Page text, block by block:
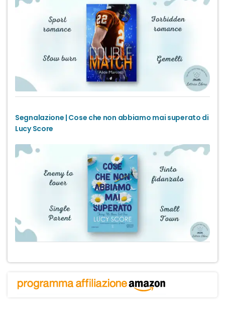
Segnalazione | Cose che non abbiamo mai superato di
Lucy Score